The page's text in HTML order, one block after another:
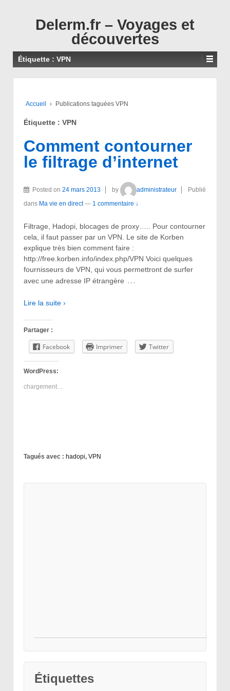
PRINCIPAL
Delerm.fr – Voyages et
découvertes
Étiquette : VPN
Accueil › Publications taguées VPN
Étiquette : VPN
Comment contourner
le filtrage d’internet
Posted on 24 mars 2013 by administrateur
Publié
dans Ma vie en direct — 1 commentaire ↓
Filtrage, Hadopi, blocages de proxy….. Pour contourner
cela, il faut passer par un VPN. Le site de Korben
explique très bien comment faire :
http://free.korben.info/index.php/VPN Voici quelques
fournisseurs de VPN, qui vous permettront de surfer
avec une adresse IP étrangère …
Lire la suite ›
Partager :
Facebook Imprimer Twitter
WordPress:
chargement…
Tagués avec : hadopi, VPN
Étiquettes